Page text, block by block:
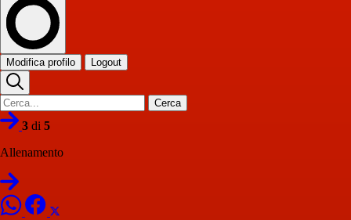
Modifica profilo Logout
Cerca
3 di 5
Allenamento